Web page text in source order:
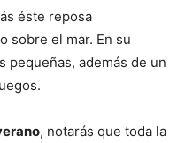
éste reposa
sobre el mar. En su
pequeñas, además de un
, notarás que toda la